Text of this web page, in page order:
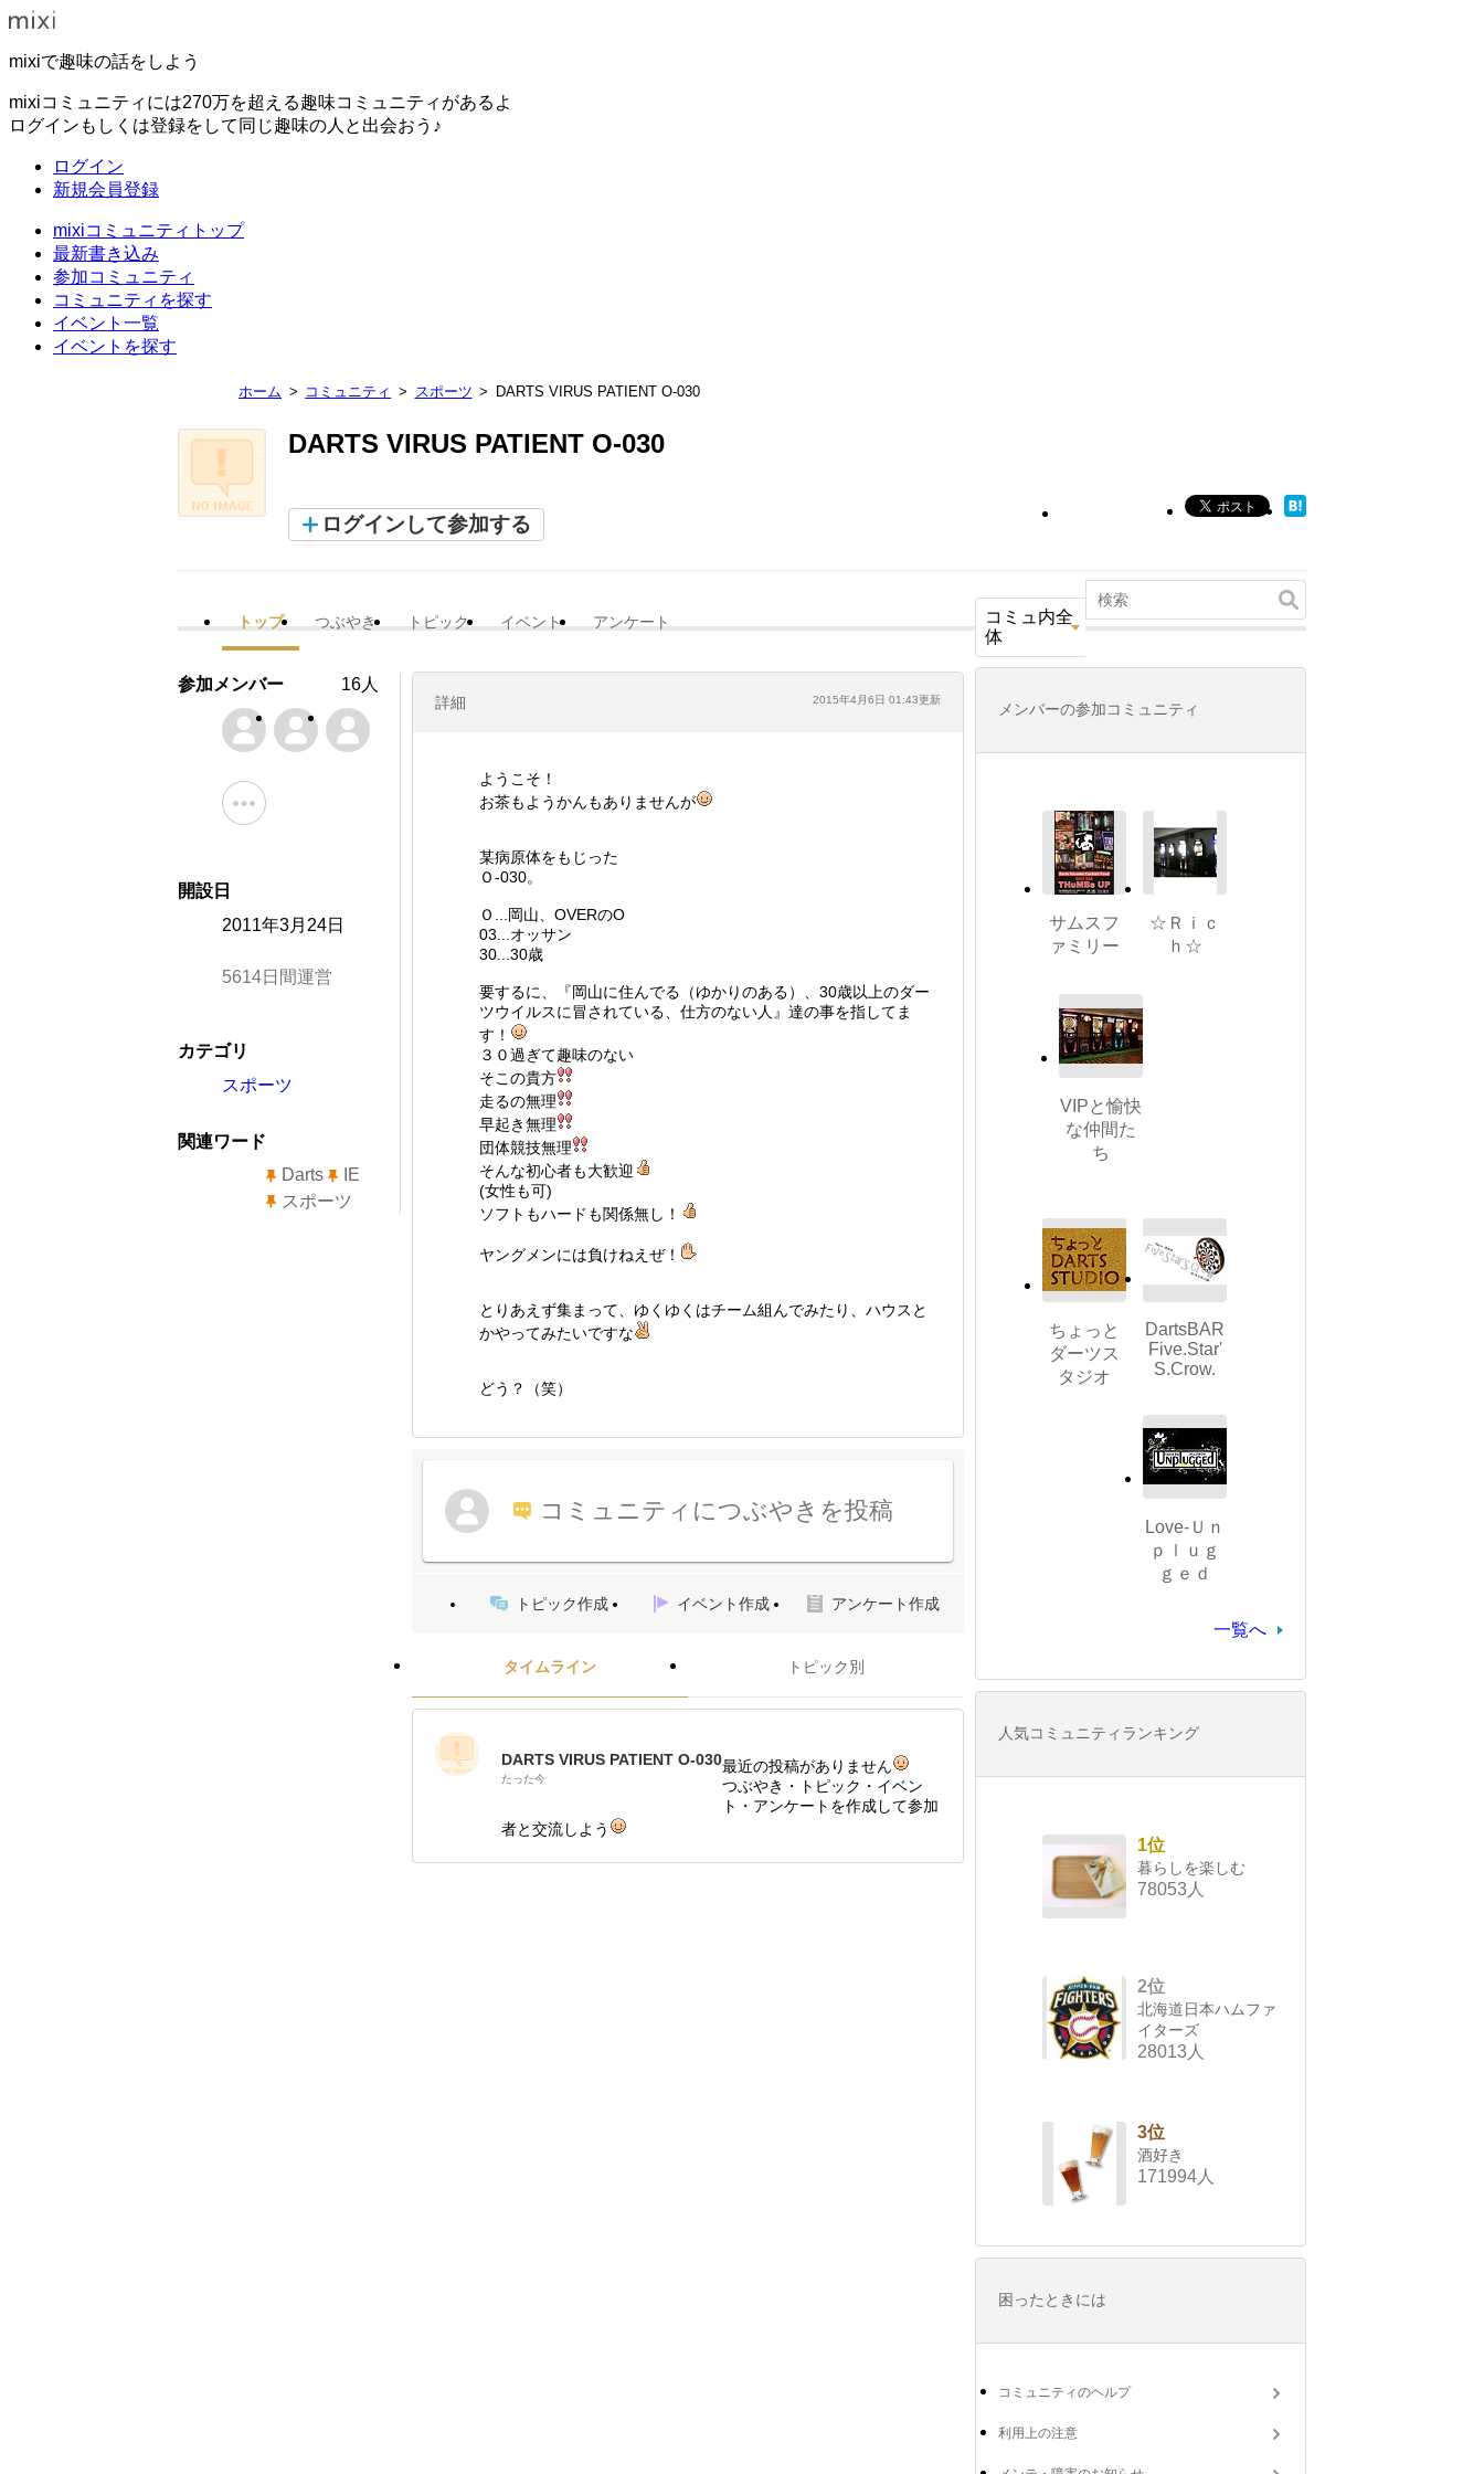
mixiで趣味の話をしよう
mixiコミュニティには270万を超える趣味コミュニティがあるよ
ログインもしくは登録をして同じ趣味の人と出会おう♪
ログイン
新規会員登録
mixiコミュニティトップ
最新書き込み
参加コミュニティ
コミュニティを探す
イベント一覧
イベントを探す
ホーム コミュニティ スポーツ DARTS VIRUS PATIENT O-030
DARTS VIRUS PATIENT O-030
ログインして参加する
トップ つぶやき トピック イベント アンケート
コミュ内全
体
詳細 2015年4月6日 01:43更新
ようこそ！
お茶もようかんもありませんが
某病原体をもじった
Ｏ-030。
Ｏ...岡山、OVERのO
03...オッサン
30...30歳
要するに、『岡山に住んでる（ゆかりのある）、30歳以上のダー
ツウイルスに冒されている、仕方のない人』達の事を指してま
す！
３０過ぎて趣味のない
そこの貴方
走るの無理
早起き無理
団体競技無理
そんな初心者も大歓迎
(女性も可)
ソフトもハードも関係無し！
ヤングメンには負けねえぜ！
とりあえず集まって、ゆくゆくはチーム組んでみたり、ハウスと
かやってみたいですな
どう？（笑）
コミュニティにつぶやきを投稿
トピック作成 イベント作成 アンケート作成
タイムライン トピック別
DARTS VIRUS PATIENT O-030
たった今
最近の投稿がありません
つぶやき・トピック・イベン
ト・アンケートを作成して参加
者と交流しよう
参加メンバー 16人
開設日
2011年3月24日
5614日間運営
カテゴリ
スポーツ
関連ワード
Darts
IE
スポーツ
メンバーの参加コミュニティ
サムスフ
ァミリー
☆Ｒｉｃ
ｈ☆
VIPと愉快
な仲間た
ち
ちょっと
ダーツス
タジオ
DartsBAR
Five.Star'
S.Crow.
Love-Ｕｎ
ｐｌｕｇ
ｇｅｄ
一覧へ
人気コミュニティランキング
1位
暮らしを楽しむ
78053人
2位
北海道日本ハムファ
イターズ
28013人
3位
酒好き
171994人
困ったときには
コミュニティのヘルプ
利用上の注意